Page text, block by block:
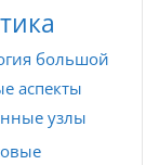
большой
аспекты
узлы